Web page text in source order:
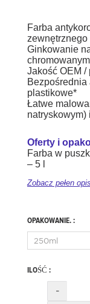
Farba
zewnętrznego
Ginkowanie
Jakość OEM /
Bezpośrednia
plastikowe*
Łatwe
Oferty i
Farba w
– 5 l
Zobacz pełen opis
OPAKOWANIE. :
ILOŚĆ :
-